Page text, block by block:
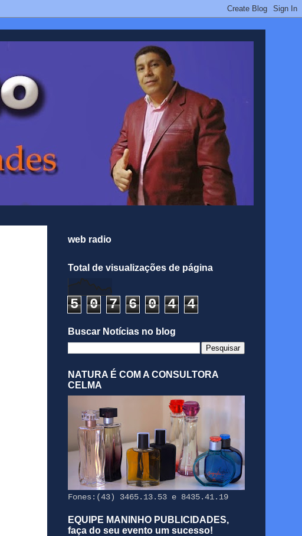
web radio
Total de visualizações de página
5 0 7 6 0 4 4
Buscar Notícias no blog
NATURA É COM A CONSULTORA
CELMA
Fones:(43) 3465.13.53 e 8435.41.19
EQUIPE MANINHO PUBLICIDADES,
faça do seu evento um sucesso!